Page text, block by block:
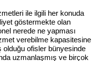
ile ilgili her konuda
göstermekte olan
nerede ne yapması
verebilme kapasitesine
olduğu ofisler bünyesinde
uzmanlaşmış ve birçok